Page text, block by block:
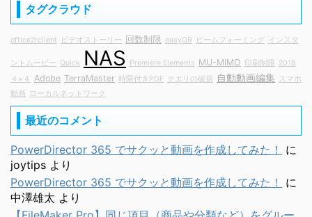
タグクラウド
office2rclient ビデオストーリー 回数制限 easyQR ビームフォーミング インスタ
ントムービー Quick NAS Premiere Elements MU-MIMO 印刷制限
2018
４×４
Adobe TerraMaster 時限付きPDF クエリの破損 自動動画編集
スマホ
動画
ローカルネットワーク
最近のコメント
PowerDirector 365 でサクッと動画を作成してみた！
に
joytips より
PowerDirector 365 でサクッと動画を作成してみた！
に
中澤雄太 より